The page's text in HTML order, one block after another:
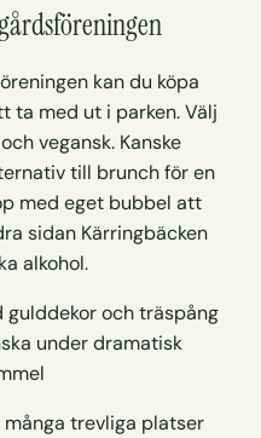
kan du köpa
ta med ut i parken. Välj
vegansk. Kanske
till brunch för en
med eget bubbel att
sidan Kärringbäcken
alkohol.
trevliga platser